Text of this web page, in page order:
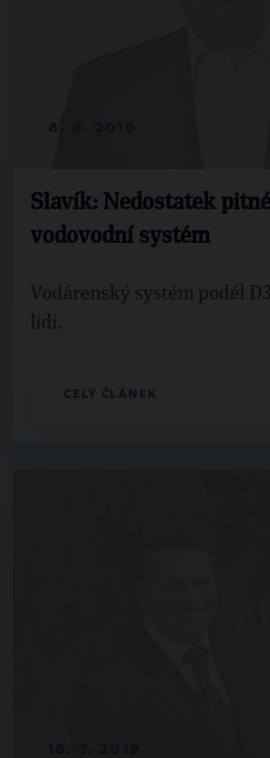
Slavík: Nedostatek
vodovodní systém
Vodárenský systém podél
lidí.
CELÝ ČLÁNEK